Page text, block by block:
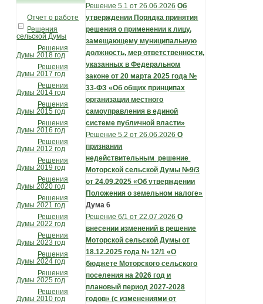
Отчет о работе
Решения
сельской Думы
Решения
Думы 2018 год
Решения
Думы 2017 год
Решения
Думы 2014 год
Решения
Думы 2015 год
Решения
Думы 2016 год
Решения
Думы 2012 год
Решения
Думы 2019 год
Решения
Думы 2020 год
Решения
Думы 2021 год
Решения
Думы 2022 год
Решения
Думы 2023 год
Решения
Думы 2024 год
Решения
Думы 2025 год
Решения
Думы 2010 год
Решение 5.1 от 26.06.2026 Об
утверждении Порядка принятия
решения о применении к лицу,
замещающему муниципальную
должность, мер ответственности,
указанных в Федеральном
законе от 20 марта 2025 года №
33-ФЗ «Об общих принципах
организации местного
самоуправления в единой
системе публичной власти»
Решение 5.2 от 26.06.2026О
признании
недействительным решение
Моторской сельской Думы №9/3
от 24.09.2025«Об утверждении
Положения о земельном налоге»
Дума 6
Решение 6/1 от 22.07.2026О
внесении изменений в решение
Моторской сельской Думы от
18.12.2025 года № 12/1 «О
бюджете Моторского сельского
поселения на 2026 год и
плановый период 2027-2028
годов» (с изменениями от